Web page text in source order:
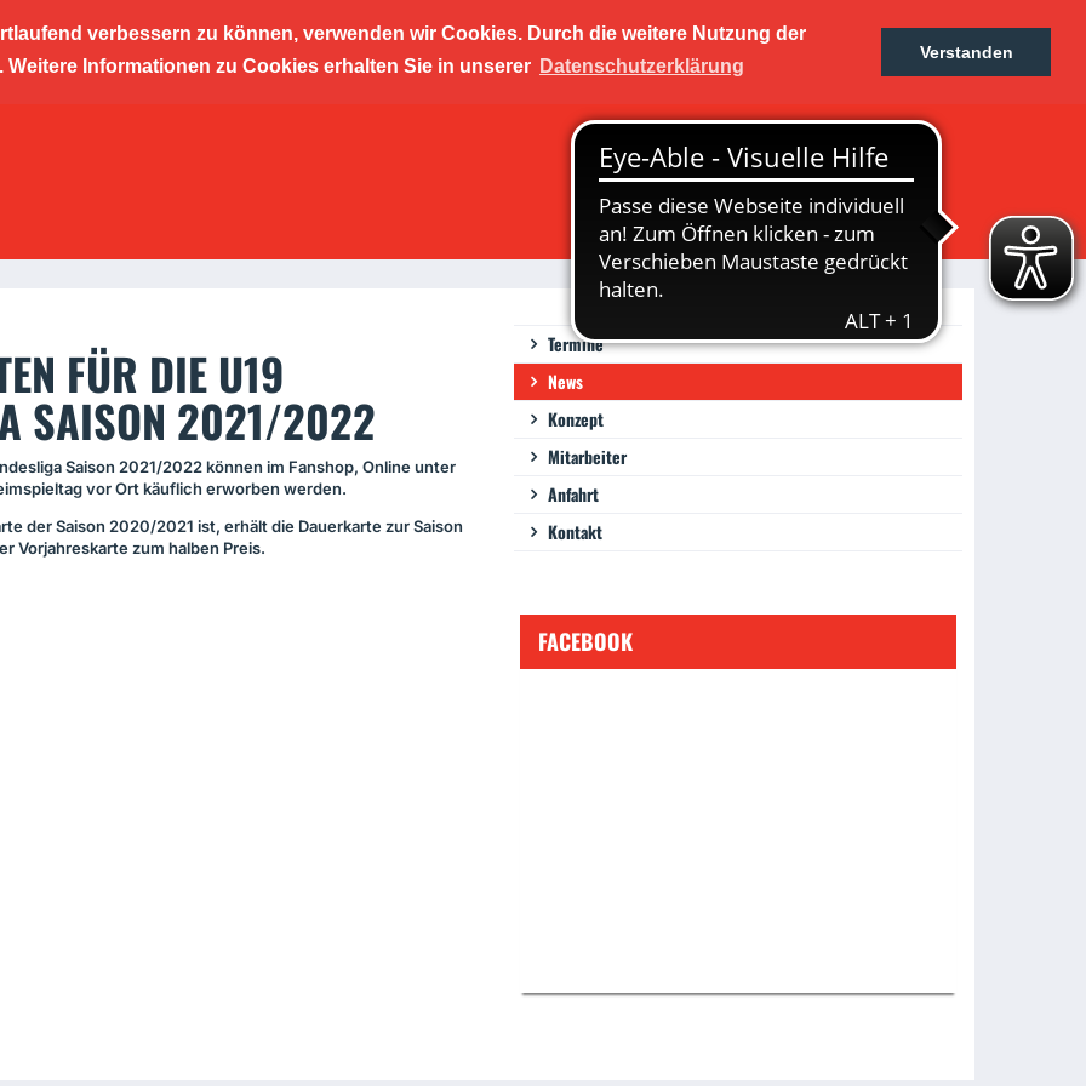
verbessern zu können, verwenden wir Cookies. Durch die weitere Nutzung der
Informationen zu Cookies erhalten Sie in unserer Datenschutzerklärung
Verstanden
Ticketshop Fanshop
Kickers
FÜR DIE U19
SAISON 2021/2022
Saison 2021/2022 können im Fanshop, Online unter
vor Ort käuflich erworben werden.
der Saison 2020/2021 ist, erhält die Dauerkarte zur Saison
Vorjahreskarte zum halben Preis.
Termine
News
Konzept
Mitarbeiter
Anfahrt
Kontakt
FACEBOOK